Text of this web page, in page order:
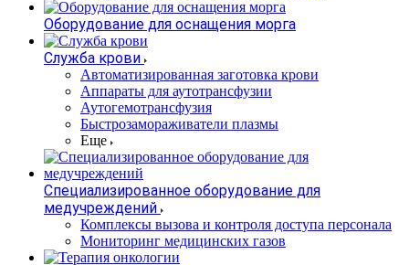
Оборудование для оснащения морга
Служба крови
Автоматизированная заготовка крови
Аппараты для аутотрансфузии
Аутогемотрансфузия
Быстрозамораживатели плазмы
Еще
Специализированное оборудование для
медучреждений
Комплексы вызова и контроля доступа персонала
Мониторинг медицинских газов